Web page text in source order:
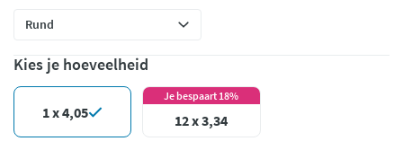
Kies je hoeveelheid
1 x 4,05
Je bespaart 18%
12 x 3,34